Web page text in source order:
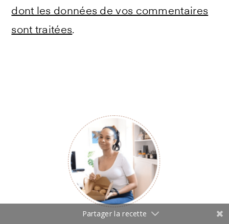
dont les données de vos commentaires
sont traitées.
Partager la recette